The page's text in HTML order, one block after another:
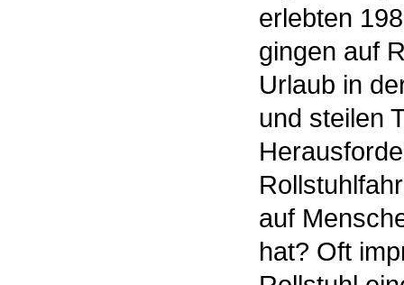
erlebten
gingen auf
Urlaub in
und steilen
auf
hat? Oft